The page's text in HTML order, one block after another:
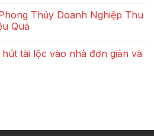
Thủy Doanh Nghiệp Thu
Quả
tài lộc vào nhà đơn giản và